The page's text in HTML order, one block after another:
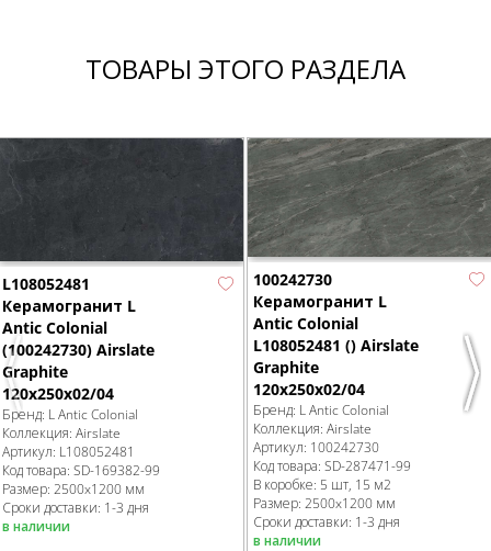
ТОВАРЫ ЭТОГО РАЗДЕЛА
Previous
L108052481
Керамогранит L
Antic Colonial
(100242730) Airslate
Graphite
120x250x02/04
Бренд: L Antic Colonial
Коллекция: Airslate
Артикул: L108052481
Код товара: SD-169382-99
Размер: 2500x1200 мм
Сроки доставки: 1-3 дня
в наличии
100242730
Керамогранит L
Antic Colonial
L108052481 () Airslate
Graphite
120x250x02/04
Бренд: L Antic Colonial
Коллекция: Airslate
Артикул: 100242730
Код товара: SD-287471-99
В коробке: 5 шт, 15 м2
Размер: 2500x1200 мм
Сроки доставки: 1-3 дня
в наличии